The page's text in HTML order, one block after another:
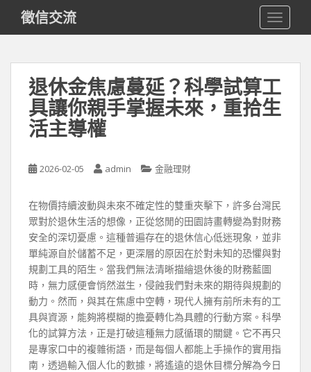
i
徵信交流
退休金焦慮蔓延？科學試算工
具讓你親手掌握未來，重拾生
活主導權
2026-02-05 admin 金融理財
在物價持續波動與未來不確定性的雙重夾擊下，許多台灣民
眾對於退休生活的想像，正從悠閒的田園詩畫轉變為對財務
安全的深切憂慮。這種普遍存在的退休信心低迷現象，並非
單純源自於儲蓄不足，更深層的原因在於對未知的恐懼與對
規劃工具的陌生。當我們無法清晰描繪退休後的財務藍圖
時，無力感便會悄然滋生，侵蝕我們對未來的期待與規劃的
動力。然而，與其在焦慮中空轉，現代人擁有前所未有的工
具與資源，能夠將模糊的擔憂轉化為具體的行動方案。科學
化的試算方法，正是打破這種無力感循環的關鍵。它不再只
是專家口中的複雜術語，而是每個人都能上手操作的實用指
南，透過輸入個人化的數據，將遙遠的退休目標分解為今日